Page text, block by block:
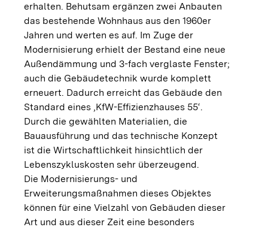
erhalten. Behutsam ergänzen zwei Anbauten
das bestehende Wohnhaus aus den 1960er
Jahren und werten es auf. Im Zuge der
Modernisierung erhielt der Bestand eine neue
Außendämmung und 3-fach verglaste Fenster;
auch die Gebäudetechnik wurde komplett
erneuert. Dadurch erreicht das Gebäude den
Standard eines ‚KfW-Effizienzhauses 55‘.
Durch die gewählten Materialien, die
Bauausführung und das technische Konzept
ist die Wirtschaftlichkeit hinsichtlich der
Lebenszykluskosten sehr überzeugend.
Die Modernisierungs- und
Erweiterungsmaßnahmen dieses Objektes
können für eine Vielzahl von Gebäuden dieser
Art und aus dieser Zeit eine besonders